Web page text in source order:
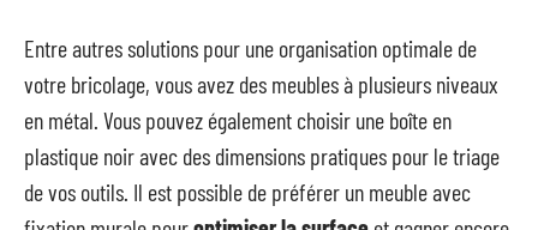
Entre autres solutions pour une organisation optimale de
votre bricolage, vous avez des meubles à plusieurs niveaux
en métal. Vous pouvez également choisir une boîte en
plastique noir avec des dimensions pratiques pour le triage
de vos outils. Il est possible de préférer un meuble avec